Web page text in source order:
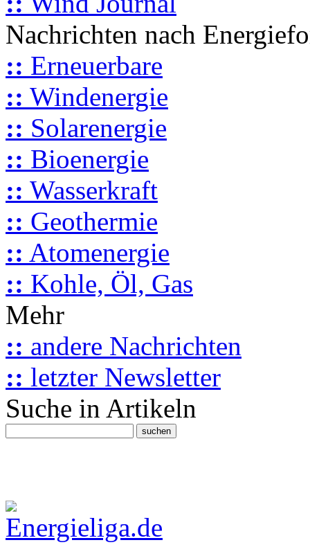
Nachrichten nach
:: Erneuerbare
:: Windenergie
:: Solarenergie
:: Bioenergie
:: Wasserkraft
:: Geothermie
:: Atomenergie
:: Kohle, Öl, Gas
Mehr
:: andere Nachrichten
:: letzter Newsletter
Suche in Artikeln